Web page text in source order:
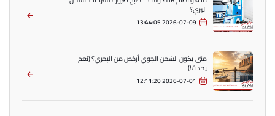
البري؟
2026-07-09 13:44:05
متى يكون الشحن الجوي أرخص من البحري؟ (نعم
يحدث!)
2026-07-01 12:11:20